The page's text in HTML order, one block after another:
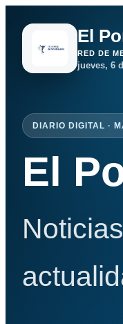
El
RED DE
jueves, 6
DIARIO DIGITAL ·
El